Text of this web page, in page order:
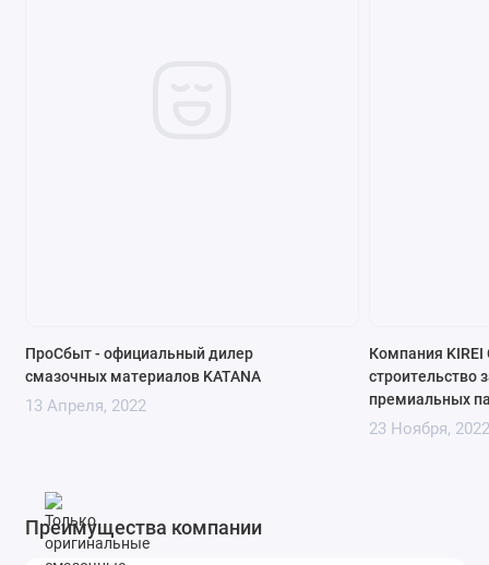
ПроСбыт - официальный дилер
смазочных материалов KATANA
13 Апреля, 2022
Компания KIREI
строительство
премиальных
23 Ноября, 2022
Преимущества компании